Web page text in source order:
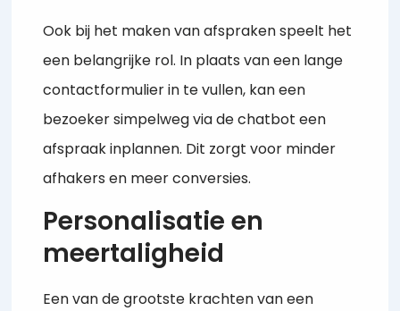
Ook bij het maken van afspraken speelt het
een belangrijke rol. In plaats van een lange
contactformulier in te vullen, kan een
bezoeker simpelweg via de chatbot een
afspraak inplannen. Dit zorgt voor minder
afhakers en meer conversies.
Personalisatie en
meertaligheid
Een van de grootste krachten van een